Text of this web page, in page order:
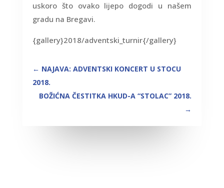
uskoro što ovako lijepo dogodi u našem
gradu na Bregavi.
{gallery}2018/adventski_turnir{/gallery}
← NAJAVA: ADVENTSKI KONCERT U STOCU
2018.
BOŽIĆNA ČESTITKA HKUD-A “STOLAC” 2018.
→